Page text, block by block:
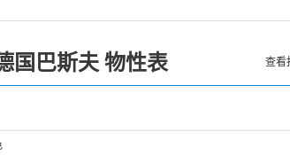
国巴斯夫 物性表 查看